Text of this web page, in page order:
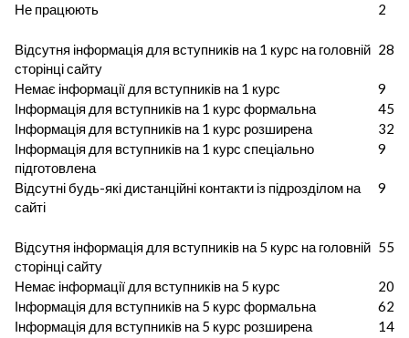
Не працюють
2
Відсутня інформація для вступників на 1 курс на головній
сторінці сайту
28
Немає інформації для вступників на 1 курс
9
Інформація для вступників на 1 курс формальна
45
Інформація для вступників на 1 курс розширена
32
Інформація для вступників на 1 курс спеціально
підготовлена
9
Відсутні будь-які дистанційні контакти із підрозділом на
сайті
9
Відсутня інформація для вступників на 5 курс на головній
сторінці сайту
55
Немає інформації для вступників на 5 курс
20
Інформація для вступників на 5 курс формальна
62
Інформація для вступників на 5 курс розширена
14